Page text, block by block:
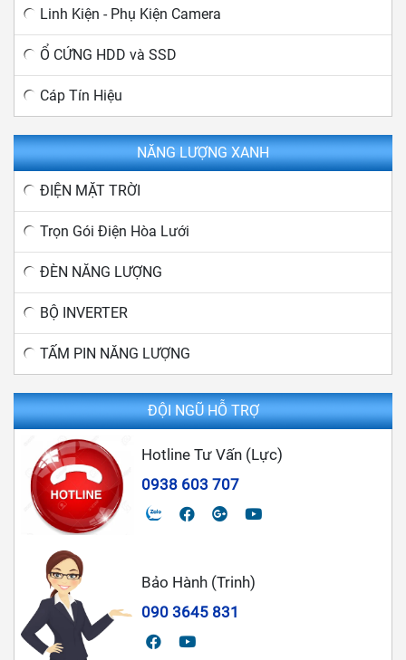
Linh Kiện - Phụ Kiện Camera
Ổ CỨNG HDD và SSD
Cáp Tín Hiệu
NĂNG LƯỢNG XANH
ĐIỆN MẶT TRỜI
Trọn Gói Điện Hòa Lưới
ĐÈN NĂNG LƯỢNG
BỘ INVERTER
TẤM PIN NĂNG LƯỢNG
ĐỘI NGŨ HỖ TRỢ
Hotline Tư Vấn (Lực)
0938 603 707
Bảo Hành (Trinh)
090 3645 831